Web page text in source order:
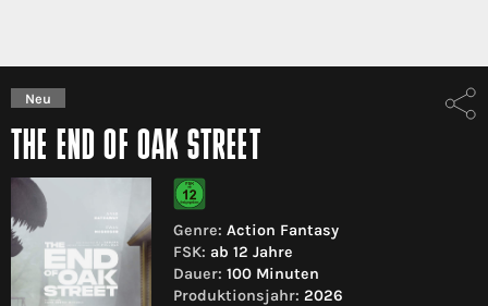
Neu
THE END OF OAK STREET
Genre: Action Fantasy
FSK: ab 12 Jahre
Dauer: 100 Minuten
Produktionsjahr: 2026